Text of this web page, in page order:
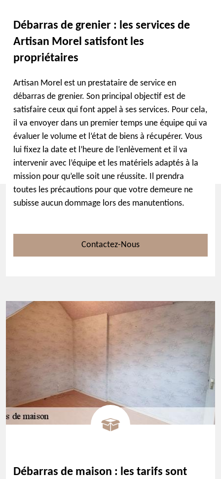
Débarras de grenier : les services de
Artisan Morel satisfont les
propriétaires
Artisan Morel est un prestataire de service en
débarras de grenier. Son principal objectif est de
satisfaire ceux qui font appel à ses services. Pour cela,
il va envoyer dans un premier temps une équipe qui va
évaluer le volume et l’état de biens à récupérer. Vous
lui fixez la date et l’heure de l’enlèvement et il va
intervenir avec l’équipe et les matériels adaptés à la
mission pour qu’elle soit une réussite. Il prendra
toutes les précautions pour que votre demeure ne
subisse aucun dommage lors des manutentions.
Contactez-Nous
Débarras de maison : les tarifs sont